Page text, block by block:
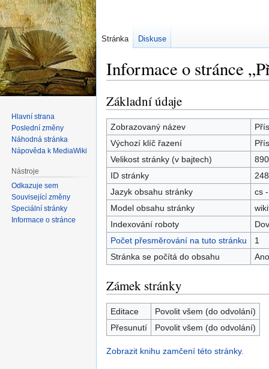
Informace o stránce
Skočit
na
navigaci
Skočit
na
vyhledávání
Základní údaje
Zobrazovaný název
Výchozí klíč řazení
Velikost stránky (v bajtech)
890
ID stránky
Jazyk obsahu stránky
cs
Model obsahu stránky
Indexování roboty
Počet přesměrování na tuto stránku
1
Stránka se počítá do obsahu
Ano
Zámek stránky
Editace
Povolit všem (do odvolání)
Přesunutí
Povolit všem (do odvolání)
Zobrazit knihu zamčení této stránky.
Stránka Diskuse
Hlavní strana
Poslední změny
Náhodná stránka
Nápověda k MediaWiki
Nástroje
Odkazuje sem
Související změny
Speciální stránky
Informace o stránce